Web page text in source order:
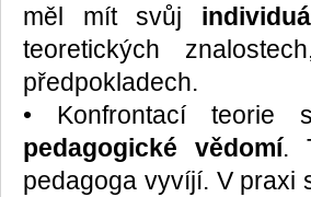
měl mít svůj
teoretických
předpokladech.
• Konfrontací teorie
pedagogické vědomí.
pedagoga vyvíjí. V praxi